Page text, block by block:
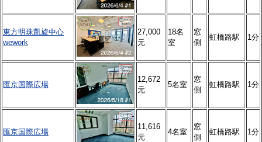
東方明珠凱旋中心
wework
27,000
元
18名
室
窓
側
虹橋路駅 1分
匯京国際広場
12,672
元
5名室
窓
側
虹橋路駅 1分
匯京国際広場
11,616
元
4名室
窓
側
虹橋路駅 1分